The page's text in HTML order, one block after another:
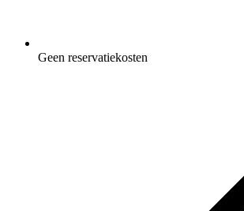
Geen reservatiekosten